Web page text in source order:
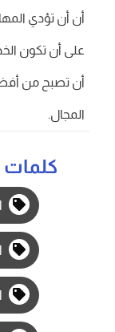
أن أن تؤدي
على أن تكون
أن تصبح من
المجال.
كلمات